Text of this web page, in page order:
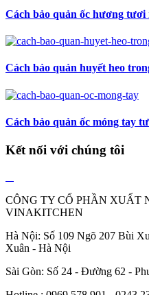
Cách bảo quản ốc hương tươi
Cách bảo quản huyết heo
Cách bảo quản ốc móng tay
Kết nối với chúng tôi
CÔNG TY CỔ PHẦN
VINAKITCHEN
Hà Nội: Số 109 Ngõ 207 Bùi
Xuân - Hà Nội
Sài Gòn: Số 24 - Đường 62 -